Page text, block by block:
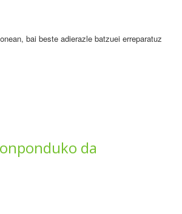
bai beste adierazle batzuei erreparatuz
da